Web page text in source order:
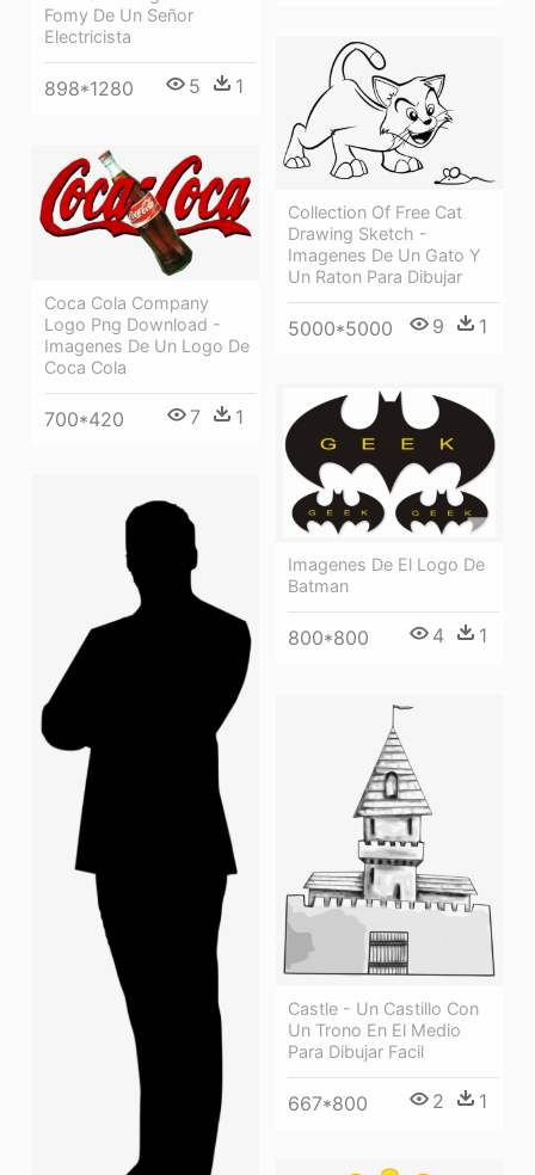
Fomy De Un Señor
Electricista
898*1280 5 1
Collection Of Free Cat
Drawing Sketch -
Imagenes De Un Gato Y
Un Raton Para Dibujar
5000*5000 9 1
Coca Cola Company
Logo Png Download -
Imagenes De Un Logo De
Coca Cola
700*420 7 1
Imagenes De El Logo De
Batman
800*800 4 1
Castle - Un Castillo Con
Un Trono En El Medio
Para Dibujar Facil
667*800 2 1